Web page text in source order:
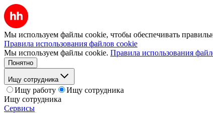
Мы используем файлы cookie, чтобы обеспечивать
Правила использования файлов cookie
Мы используем файлы cookie. Правила использования
Понятно
Ищу сотрудника
Ищу работу
Ищу сотрудника
Ищу сотрудника
Сервисы